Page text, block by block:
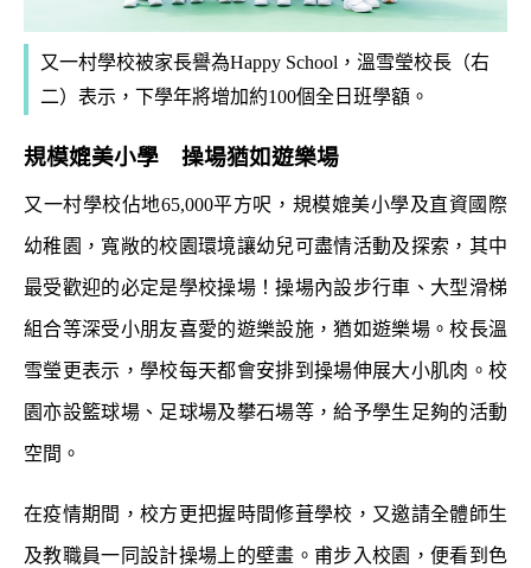
又一村學校被家長譽為Happy School，溫雪瑩校長（右
二）表示，下學年將增加約100個全日班學額。
規模媲美小學 操場猶如遊樂場
又一村學校佔地65,000平方呎，規模媲美小學及直資國際
幼稚園，寬敞的校園環境讓幼兒可盡情活動及探索，其中
最受歡迎的必定是學校操場！操場內設步行車、大型滑梯
組合等深受小朋友喜愛的遊樂設施，猶如遊樂場。校長溫
雪瑩更表示，學校每天都會安排到操場伸展大小肌肉。校
園亦設籃球場、足球場及攀石場等，給予學生足夠的活動
空間 。
在疫情期間，校方更把握時間修葺學校，又邀請全體師生
及教職員一同設計操場上的壁畫。甫步入校園，便看到色